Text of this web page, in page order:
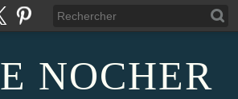
NOCHER